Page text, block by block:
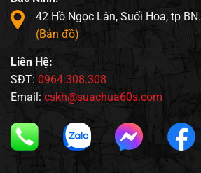
42 Hồ Ngọc Lân, Suối Hoa, tp BN.
(Bản đồ)
Liên Hệ:
SĐT: 0964.308.308
Email: cskh@suachua60s.com